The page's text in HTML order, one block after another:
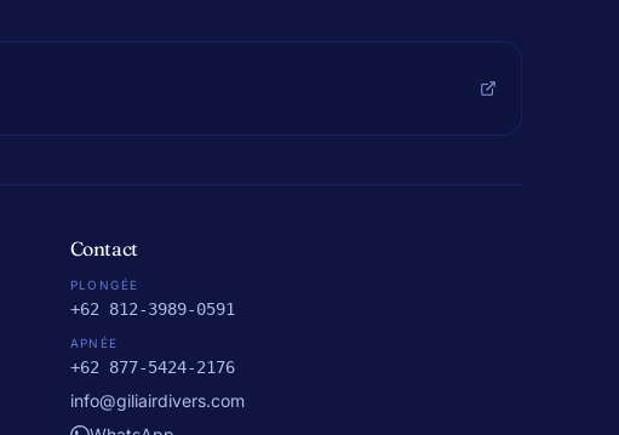
Contact
PLONGÉE
+62 812-3989-0591
APNÉE
+62 877-5424-2176
info@giliairdivers.com